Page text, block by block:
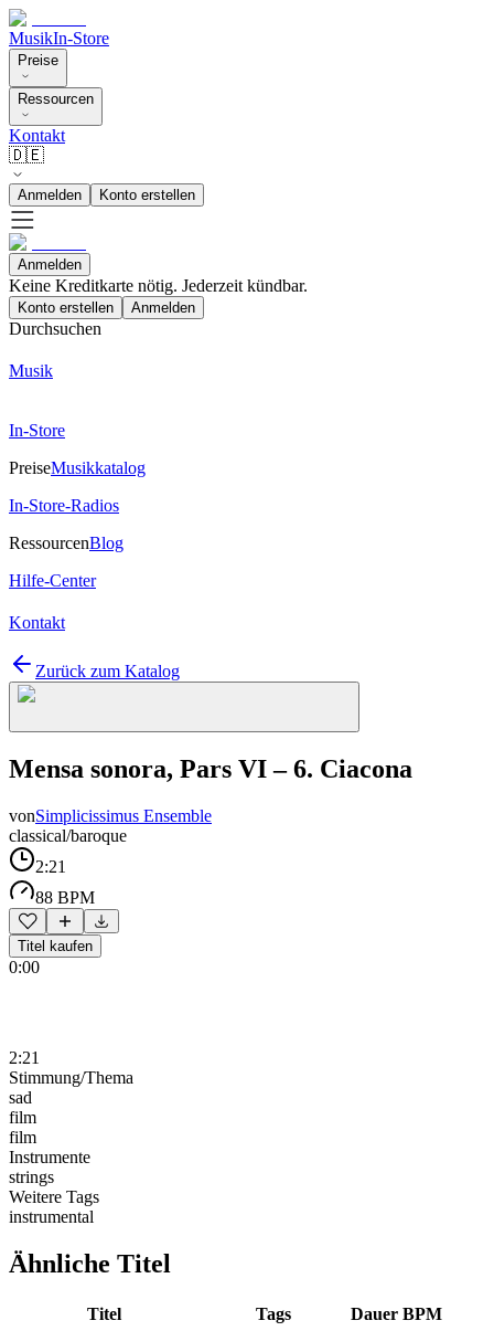
MusikIn-Store
Preise
Ressourcen
Kontakt
🇩🇪
Anmelden Konto erstellen
Anmelden
Keine Kreditkarte nötig. Jederzeit kündbar.
Konto erstellen Anmelden
Durchsuchen
Musik
In-Store
PreiseMusikkatalog
In-Store-Radios
RessourcenBlog
Hilfe-Center
Kontakt
Zurück zum Katalog
Mensa sonora, Pars VI – 6. Ciacona
vonSimplicissimus Ensemble
classical/baroque
2:21
88 BPM
Titel kaufen
0:00
2:21
Stimmung/Thema
sad
film
film
Instrumente
strings
Weitere Tags
instrumental
Ähnliche Titel
Titel Tags Dauer BPM